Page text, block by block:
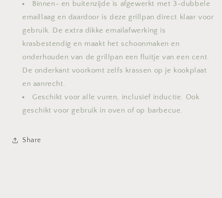
Binnen- en buitenzijde is afgewerkt met 3-dubbele
emaillaag en daardoor is deze grillpan direct klaar voor
gebruik. De extra dikke emailafwerking is
krasbestendig en maakt het schoonmaken en
onderhouden van de grillpan een fluitje van een cent.
De onderkant voorkomt zelfs krassen op je kookplaat
en aanrecht.
Geschikt voor alle vuren, inclusief inductie. Ook
geschikt voor gebruik in oven of op barbecue.
Share